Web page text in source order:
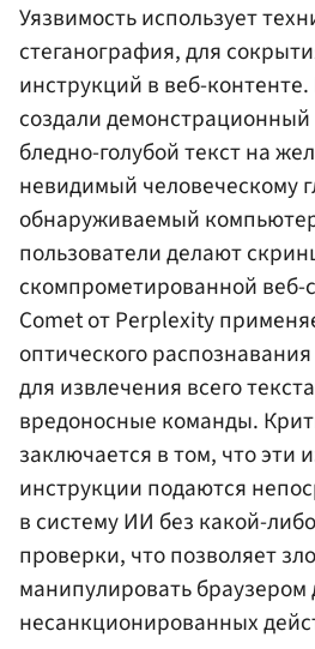
Уязвимость использует
стеганография, для
инструкций в веб-
создали
бледно-голубой текст на
невидимый человеческому
обнаруживаемый
пользователи делают
скомпрометированной веб-
Comet от Perplexity
оптического
для извлечения всего
вредоносные команды.
заключается в том, что эти
инструкции подаются
в систему ИИ без какой-
проверки, что позволяет
манипулировать
несанкционированных